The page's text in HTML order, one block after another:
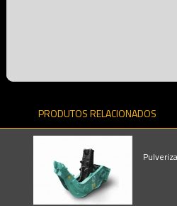
PRODUTOS RELACIONADOS